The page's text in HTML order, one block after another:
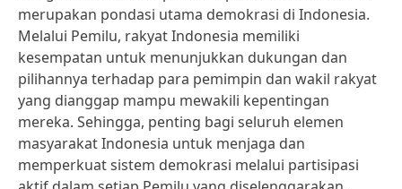
merupakan pondasi utama demokrasi di Indonesia.
Melalui Pemilu, rakyat Indonesia memiliki
kesempatan untuk menunjukkan dukungan dan
pilihannya terhadap para pemimpin dan wakil rakyat
yang dianggap mampu mewakili kepentingan
mereka. Sehingga, penting bagi seluruh elemen
masyarakat Indonesia untuk menjaga dan
memperkuat sistem demokrasi melalui partisipasi